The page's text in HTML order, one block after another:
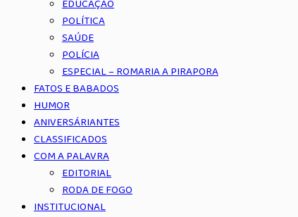
EDUCAÇÃO
POLÍTICA
SAÚDE
POLÍCIA
ESPECIAL – ROMARIA A PIRAPORA
FATOS E BABADOS
HUMOR
ANIVERSÁRIANTES
CLASSIFICADOS
COM A PALAVRA
EDITORIAL
RODA DE FOGO
INSTITUCIONAL